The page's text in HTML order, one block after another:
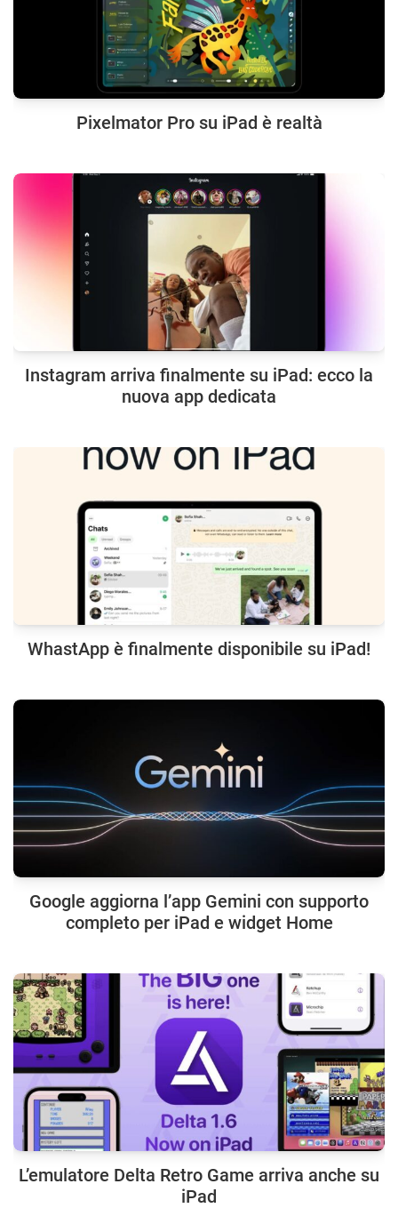
Pixelmator Pro su iPad è realtà
Instagram arriva finalmente su iPad: ecco la
nuova app dedicata
WhastApp è finalmente disponibile su iPad!
Google aggiorna l’app Gemini con supporto
completo per iPad e widget Home
L’emulatore Delta Retro Game arriva anche su
iPad